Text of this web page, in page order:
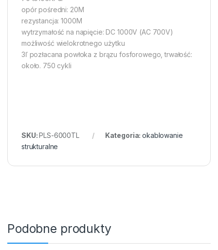
opór pośredni: 20M
rezystancja: 1000M
wytrzymałość na napięcie: DC 1000V (AC 700V)
możliwość wielokrotnego użytku
3ľ pozłacana powłoka z brązu fosforowego, trwałość:
około. 750 cykli
SKU:PLS-6000TL Kategoria:okablowanie
strukturalne
Podobne produkty